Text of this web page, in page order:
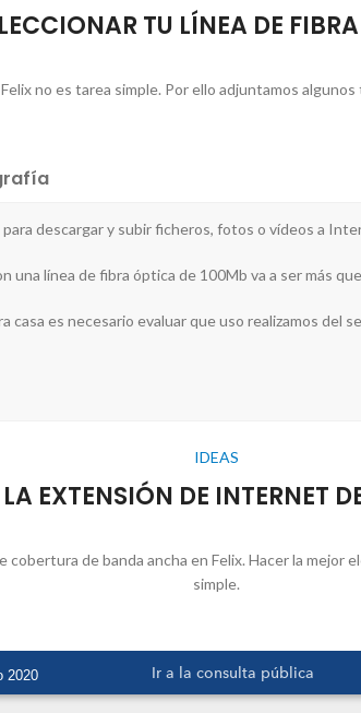
TU LÍNEA DE
no es tarea simple. Por ello adjuntamos
descargar y subir ficheros, fotos o vídeos a
una línea de fibra óptica de 100Mb va a ser más
es necesario evaluar que uso realizamos
IDEAS
EXTENSIÓN DE INTERNET
de banda ancha en Felix. Hacer la mejor
simple.